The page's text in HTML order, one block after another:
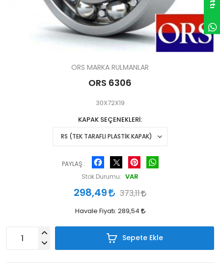
ORS MARKA RULMANLAR
ORS 6306
30X72X19
KAPAK SEÇENEKLERİ
PAYLAŞ :
Facebook Pinterest
Stok Durumu: VAR
298,49 373,11
Havale Fiyatı: 289,54
Sepete Ekle